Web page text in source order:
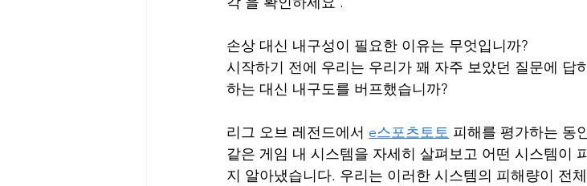
손상 대신 내구성이 필요한 이유는 무엇입니까?
시작하기 전에 우리는 우리가 꽤 자주 보았던 질문에 답
하는 대신 내구도를 버프했습니까?
리그 오브 레전드에서 e스포츠토토 피해를 평가하는 동
같은 게임 내 시스템을 자세히 살펴보고 어떤 시스템이
지 알아냈습니다. 우리는 이러한 시스템의 피해량이 전